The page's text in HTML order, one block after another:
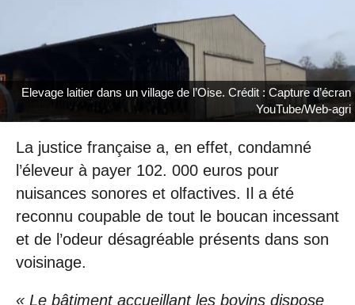
Elevage laitier dans un village de l’Oise. Crédit : Capture d’écran
YouTube/Web-agri
La justice française a, en effet, condamné
l’éleveur à payer 102. 000 euros pour
nuisances sonores et olfactives. Il a été
reconnu coupable de tout le boucan incessant
et de l’odeur désagréable présents dans son
voisinage.
« Le bâtiment accueillant les bovins dispose